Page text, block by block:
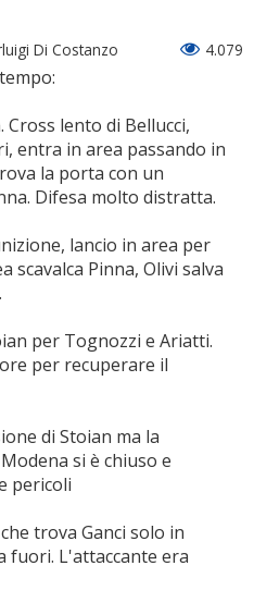
Di Costanzo 4.079
Cross lento di Bellucci,
entra in area passando in
la porta con un
Difesa molto distratta.
lancio in area per
scavalca Pinna, Olivi salva
per Tognozzi e Ariatti.
per recuperare il
di Stoian ma la
si è chiuso e
pericoli
trova Ganci solo in
fuori. L'attaccante era